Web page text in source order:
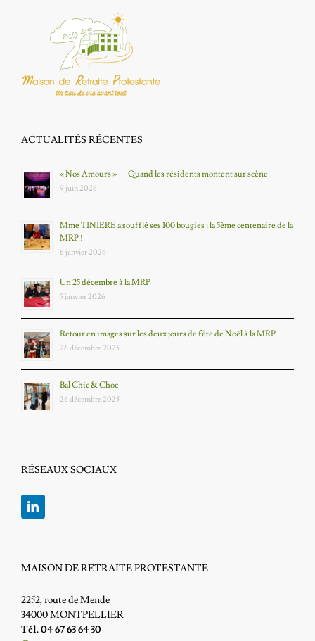
ACTUALITÉS RÉCENTES
« Nos Amours » — Quand les résidents montent sur scène
9 juin 2026
Mme TINIERE a soufflé ses 100 bougies : la 5ème centenaire de la
MRP !
6 janvier 2026
Un 25 décembre à la MRP
5 janvier 2026
Retour en images sur les deux jours de fête de Noël à la MRP
26 décembre 2025
Bal Chic & Choc
26 décembre 2025
RÉSEAUX SOCIAUX
MAISON DE RETRAITE PROTESTANTE
2252, route de Mende
34000 MONTPELLIER
Tél. 04 67 63 64 30